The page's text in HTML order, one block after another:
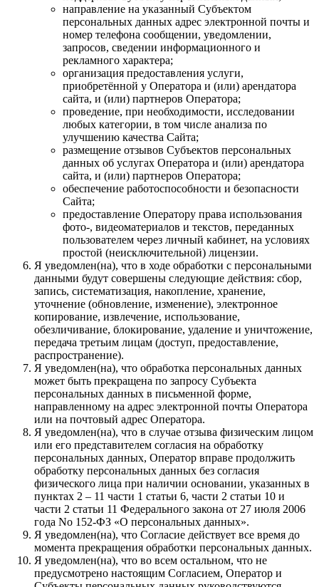
направление на указанный Субъектом
персональных данных адрес электронной почты и
номер телефона сообщении, уведомлении,
запросов, сведении информационного и
рекламного характера;
организация предоставления услуги,
приобретённой у Оператора и (или) арендатора
сайта, и (или) партнеров Оператора;
проведение, при необходимости, исследовании
любых категории, в том числе анализа по
улучшению качества Сайта;
размещение отзывов Субъектов персональных
данных об услугах Оператора и (или) арендатора
сайта, и (или) партнеров Оператора;
обеспечение работоспособности и безопасности
Сайта;
предоставление Оператору права использования
фото-, видеоматериалов и текстов, переданных
пользователем через личный кабинет, на условиях
простой (неисключительной) лицензии.
Я уведомлен(на), что в ходе обработки с персональными
данными будут совершены следующие действия: сбор,
запись, систематизация, накопление, хранение,
уточнение (обновление, изменение), электронное
копирование, извлечение, использование,
обезличивание, блокирование, удаление и уничтожение,
передача третьим лицам (доступ, предоставление,
распространение).
Я уведомлен(на), что обработка персональных данных
может быть прекращена по запросу Субъекта
персональных данных в письменной форме,
направленному на адрес электронной почты Оператора
или на почтовый адрес Оператора.
Я уведомлен(на), что в случае отзыва физическим лицом
или его представителем согласия на обработку
персональных данных, Оператор вправе продолжить
обработку персональных данных без согласия
физического лица при наличии основании, указанных в
пунктах 2 – 11 части 1 статьи 6, части 2 статьи 10 и
части 2 статьи 11 Федерального закона от 27 июля 2006
года No 152-ФЗ «О персональных данных».
Я уведомлен(на), что Согласие действует все время до
момента прекращения обработки персональных данных.
Я уведомлен(на), что во всем остальном, что не
предусмотрено настоящим Согласием, Оператор и